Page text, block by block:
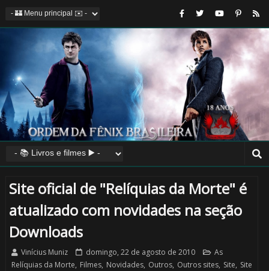
Site oficial de "Relíquias da Morte" é
atualizado com novidades na seção
Downloads
Vinícius Muniz domingo, 22 de agosto de 2010
As
Relíquias da Morte, Filmes, Novidades, Outros, Outros sites, Site, Site